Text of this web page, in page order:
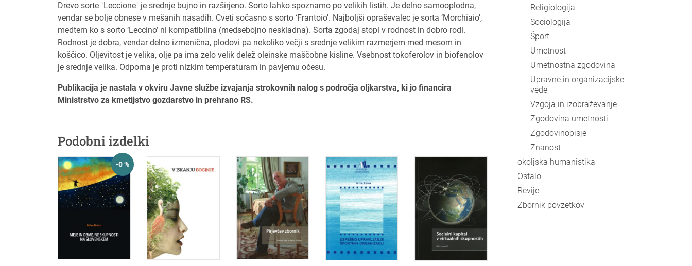
Drevo sorte ˈLeccioneˈ je srednje bujno in razširjeno. Sorto lahko spoznamo po velikih listih. Je delno samooplodna,
vendar se bolje obnese v mešanih nasadih. Cveti sočasno s sorto ‘Frantoio’. Najboljši opraševalec je sorta ‘Morchiaio’,
medtem ko s sorto ‘Leccino’ ni kompatibilna (medsebojno neskladna). Sorta zgodaj stopi v rodnost in dobro rodi.
Rodnost je dobra, vendar delno izmenična, plodovi pa nekoliko večji s srednje velikim razmerjem med mesom in
koščico. Oljevitost je velika, olje pa ima zelo velik delež oleinske maščobne kisline. Vsebnost tokoferolov in biofenolov
je srednje velika. Odporna je proti nizkim temperaturam in pavjemu očesu.
Publikacija je nastala v okviru Javne službe izvajanja strokovnih nalog s področja oljkarstva, ki jo financira
Ministrstvo za kmetijstvo gozdarstvo in prehrano RS.
Podobni izdelki
-0 %
Religiologija
Sociologija
Šport
Umetnost
Umetnostna zgodovina
Upravne in organizacijske
vede
Vzgoja in izobraževanje
Zgodovina umetnosti
Zgodovinopisje
Znanost
okoljska humanistika
Ostalo
Revije
Zbornik povzetkov